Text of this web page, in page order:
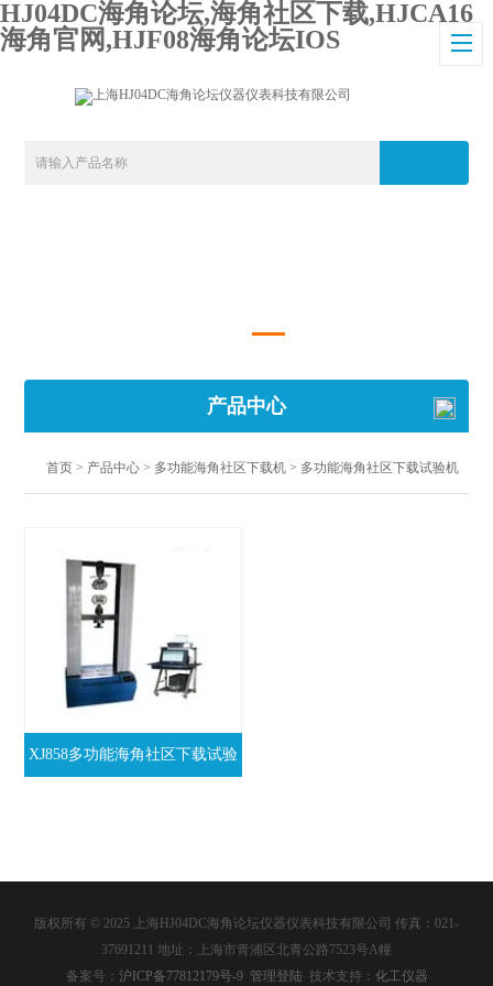
HJ04DC海角论坛,海角社区下载,HJCA16
海角官网,HJF08海角论坛IOS
产品中心
首页 > 产品中心 > 多功能海角社区下载机 > 多功能海角社区下载试验机
XJ858多功能海角社区下载试验
版权所有 © 2025 上海HJ04DC海角论坛仪器仪表科技有限公司 传真：021-
37691211 地址：上海市青浦区北青公路7523号A幢
备案号： 沪ICP备77812179号-9 管理登陆 技术支持： 化工仪器